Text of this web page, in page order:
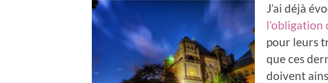
J’ai déjà
l’obligation
pour leurs
que ces
doivent